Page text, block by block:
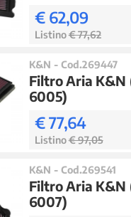
€ 62,09
Listino€ 77,62
K&N - Cod.269447
Filtro Aria K&N
6005)
€ 77,64
Listino€ 97,05
K&N - Cod.269541
Filtro Aria K&N
6007)